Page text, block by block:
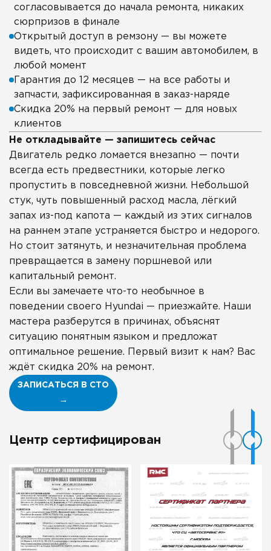
согласовывается до начала ремонта, никаких
сюрпризов в финале
Открытый доступ в ремзону — вы можете
видеть, что происходит с вашим автомобилем, в
любой момент
Гарантия до 12 месяцев — на все работы и
запчасти, зафиксированная в заказ-наряде
Скидка 20% на первый ремонт — для новых
клиентов
Не откладывайте — запишитесь сейчас
Двигатель редко ломается внезапно — почти
всегда есть предвестники, которые легко
пропустить в повседневной жизни. Небольшой
стук, чуть повышенный расход масла, лёгкий
запах из-под капота — каждый из этих сигналов
на раннем этапе устраняется быстро и недорого.
Но стоит затянуть, и незначительная проблема
превращается в замену поршневой или
капитальный ремонт.
Если вы замечаете что-то необычное в
поведении своего Hyundai — приезжайте. Наши
мастера разберутся в причинах, объяснят
ситуацию понятным языком и предложат
оптимальное решение. Первый визит к нам? Вас
ждёт скидка 20% на ремонт.
ЗАПИСАТЬСЯ В СТО
→
Центр сертифицирован